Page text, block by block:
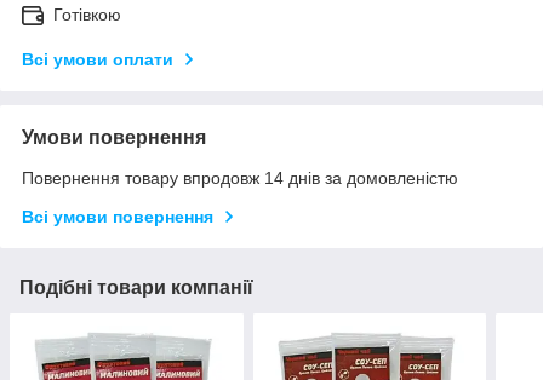
Готівкою
Всі умови оплати
Умови повернення
Повернення товару впродовж 14 днів за домовленістю
Всі умови повернення
Подібні товари компанії